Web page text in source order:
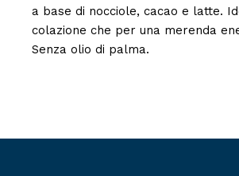
a base di nocciole, cacao e latte.
colazione che per una merenda
Senza olio di palma.